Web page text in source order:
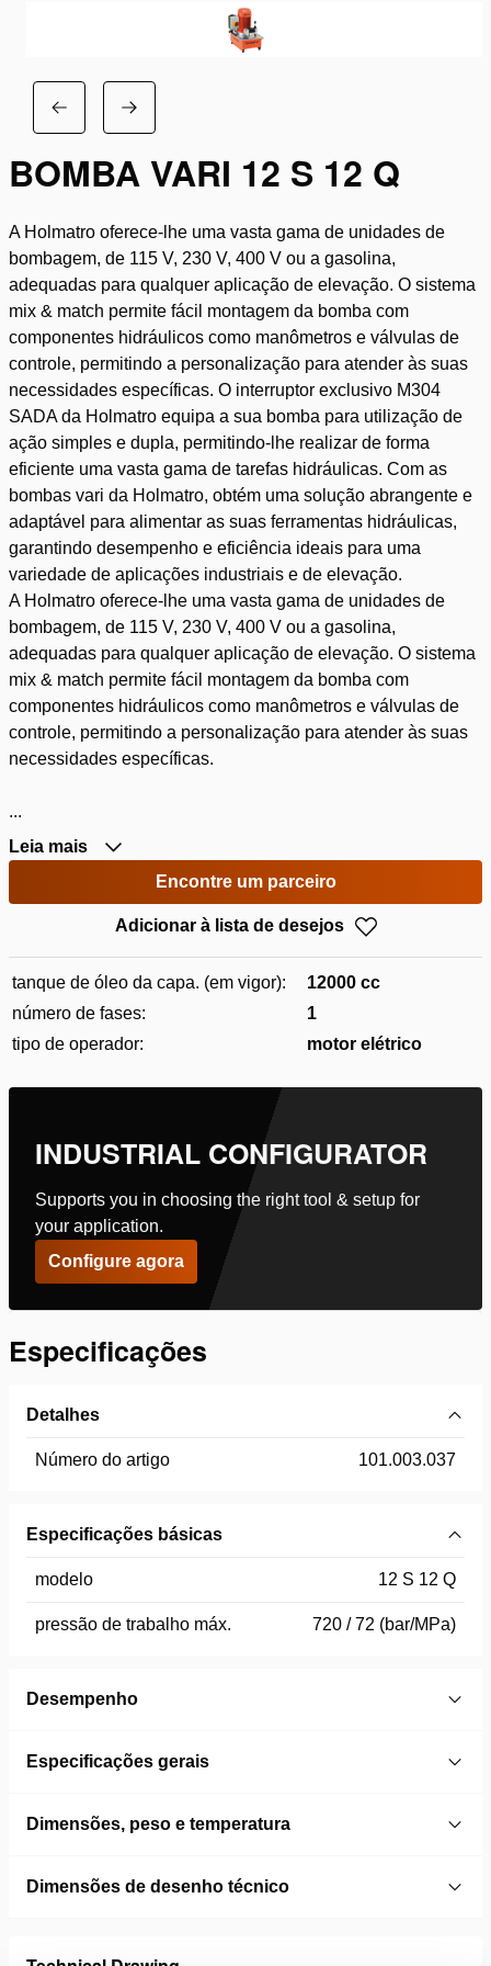
BOMBA VARI 12 S 12 Q
A Holmatro oferece-lhe uma vasta gama de unidades de
bombagem, de 115 V, 230 V, 400 V ou a gasolina,
adequadas para qualquer aplicação de elevação. O sistema
mix & match permite fácil montagem da bomba com
componentes hidráulicos como manômetros e válvulas de
controle, permitindo a personalização para atender às suas
necessidades específicas. O interruptor exclusivo M304
SADA da Holmatro equipa a sua bomba para utilização de
ação simples e dupla, permitindo-lhe realizar de forma
eficiente uma vasta gama de tarefas hidráulicas. Com as
bombas vari da Holmatro, obtém uma solução abrangente e
adaptável para alimentar as suas ferramentas hidráulicas,
garantindo desempenho e eficiência ideais para uma
variedade de aplicações industriais e de elevação.
A Holmatro oferece-lhe uma vasta gama de unidades de
bombagem, de 115 V, 230 V, 400 V ou a gasolina,
adequadas para qualquer aplicação de elevação. O sistema
mix & match permite fácil montagem da bomba com
componentes hidráulicos como manômetros e válvulas de
controle, permitindo a personalização para atender às suas
necessidades específicas.
...
Leia mais
Encontre um parceiro
Adicionar à lista de desejos
tanque de óleo da capa. (em vigor):
12000 cc
número de fases:
1
tipo de operador:
motor elétrico
INDUSTRIAL CONFIGURATOR
Supports you in choosing the right tool & setup for
your application.
Configure agora
Especificações
Detalhes
Número do artigo 101.003.037
Especificações básicas
modelo 12 S 12 Q
pressão de trabalho máx. 720 / 72 (bar/MPa)
Desempenho
Especificações gerais
Dimensões, peso e temperatura
Dimensões de desenho técnico